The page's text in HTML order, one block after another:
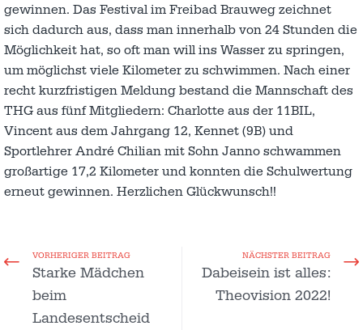
gewinnen. Das Festival im Freibad Brauweg zeichnet
sich dadurch aus, dass man innerhalb von 24 Stunden die
Möglichkeit hat, so oft man will ins Wasser zu springen,
um möglichst viele Kilometer zu schwimmen. Nach einer
recht kurzfristigen Meldung bestand die Mannschaft des
THG aus fünf Mitgliedern: Charlotte aus der 11BIL,
Vincent aus dem Jahrgang 12, Kennet (9B) und
Sportlehrer André Chilian mit Sohn Janno schwammen
großartige 17,2 Kilometer und konnten die Schulwertung
erneut gewinnen. Herzlichen Glückwunsch!!
VORHERIGER BEITRAG
Starke Mädchen
beim
Landesentscheid
NÄCHSTER BEITRAG
Dabeisein ist alles:
Theovision 2022!